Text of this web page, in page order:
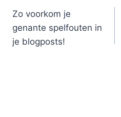
navigation
Zo voorkom je
genante spelfouten in
je blogposts!